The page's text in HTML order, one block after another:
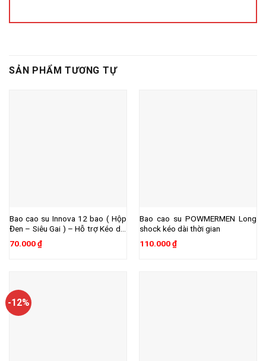
SẢN PHẨM TƯƠNG TỰ
Bao cao su Innova 12 bao ( Hộp
Đen – Siêu Gai ) – Hỗ trợ Kéo dài
thời gian quan hệ
70.000₫
Bao cao su POWMERMEN Long
shock kéo dài thời gian
110.000₫
-12%